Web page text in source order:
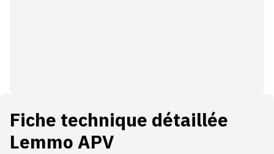
Fiche technique détaillée
Lemmo APV